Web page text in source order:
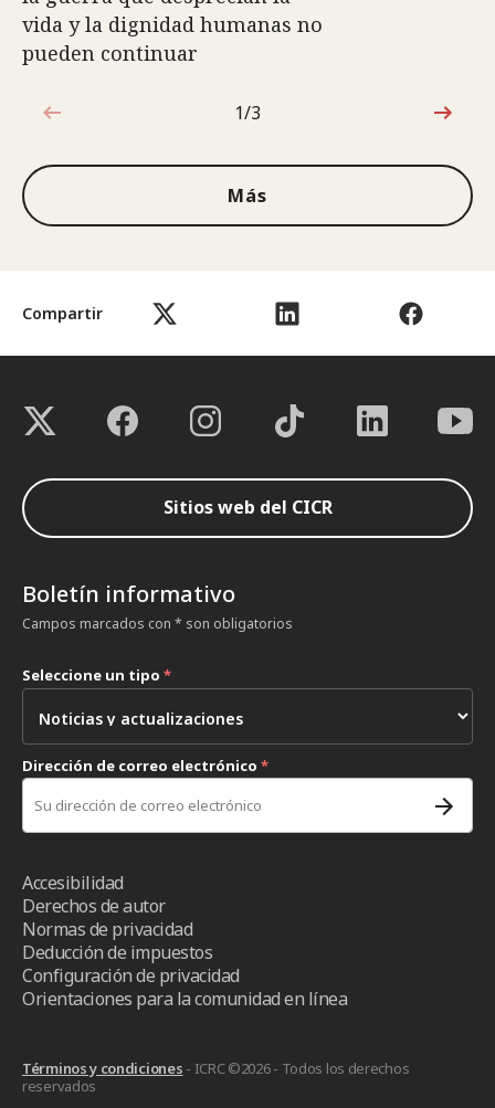
Compartir
vida y la dignidad humanas no
pueden continuar
1de3
1/3
Más
Sitios web del CICR
Boletín informativo
Campos marcados con * son obligatorios
Seleccione un tipo *
Dirección de correo electrónico *
Accesibilidad
Derechos de autor
Normas de privacidad
Deducción de impuestos
Configuración de privacidad
Orientaciones para la comunidad en línea
Términos y condiciones - ICRC ©2026 - Todos los derechos
reservados